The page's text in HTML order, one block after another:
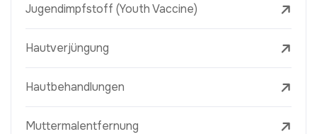
Jugendimpfstoff (Youth Vaccine)
Hautverjüngung
Hautbehandlungen
Muttermalentfernung